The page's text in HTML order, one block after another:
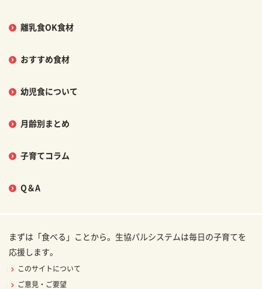
離乳食OK食材
おすすめ食材
幼児食について
月齢別まとめ
子育てコラム
Q＆A
まずは「食べる」ことから。生協パルシステムは毎日の子育てを
応援します。
このサイトについて
ご意見・ご要望